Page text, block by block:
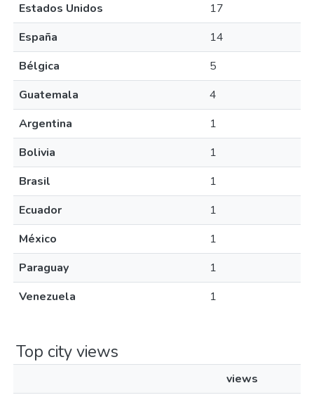
Estados Unidos
17
España
14
Bélgica
5
Guatemala
4
Argentina
1
Bolivia
1
Brasil
1
Ecuador
1
México
1
Paraguay
1
Venezuela
1
Top city views
views